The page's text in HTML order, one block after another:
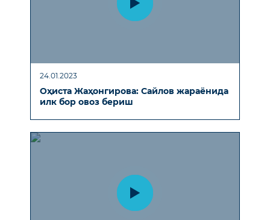
24.01.2023
Оҳиста Жаҳонгирова: Сайлов жараёнида
илк бор овоз бериш